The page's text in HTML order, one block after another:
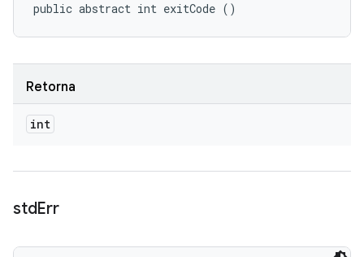
public abstract int exitCode ()
Retorna
int
stdErr